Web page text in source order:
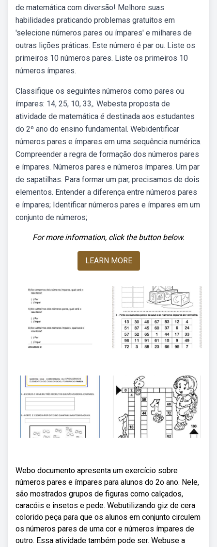
de matemática com diversão! Melhore suas
habilidades praticando problemas gratuitos em
'selecione números pares ou ímpares' e milhares de
outras lições práticas. Este número é par ou. Liste os
primeiros 10 números pares. Liste os primeiros 10
números ímpares.
Classifique os seguintes números como pares ou
ímpares: 14, 25, 10, 33,. Webesta proposta de
atividade de matemática é destinada aos estudantes
do 2º ano do ensino fundamental. Webidentificar
números pares e ímpares em uma sequência numérica.
Compreender a regra de formação dos números pares
e ímpares. Números pares e números ímpares. Um par
de sapatilhas. Para formar um par, precisamos de dois
elementos. Entender a diferença entre números pares
e ímpares; Identificar números pares e ímpares em um
conjunto de números;
For more information, click the button below.
LEARN MORE
Webo documento apresenta um exercício sobre
números pares e ímpares para alunos do 2o ano. Nele,
são mostrados grupos de figuras como calçados,
caracóis e insetos e pede. Webutilizando giz de cera
colorido peça para que os alunos em conjunto circulem
os números pares de uma cor e números ímpares de
outro. Essa atividade também pode ser. Webuse a